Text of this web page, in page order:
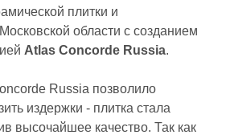
плитки и
области с созданием
Atlas Concorde Russia.
Russia позволило
издержки - плитка стала
высочайшее качество. Так как